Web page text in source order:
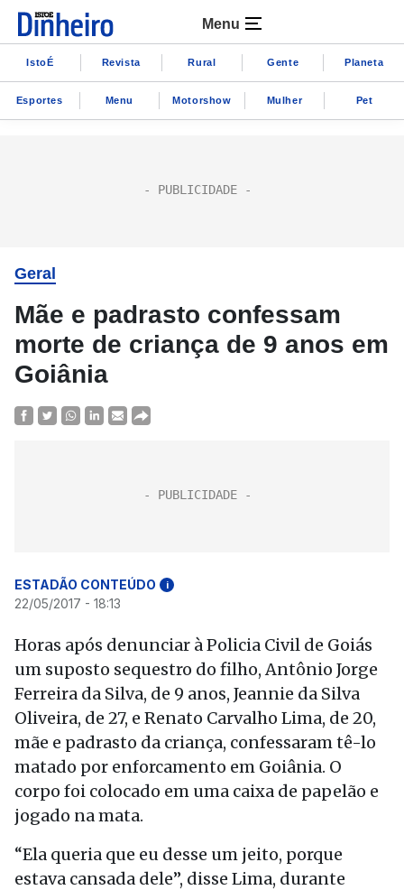
Menu
IstoÉ Revista Rural Gente Planeta
Esportes Menu Motorshow Mulher Pet
Geral
Mãe e padrasto confessam
morte de criança de 9 anos em
Goiânia
ESTADÃO CONTEÚDO i
22/05/2017 - 18:13
Horas após denunciar à Policia Civil de Goiás
um suposto sequestro do filho, Antônio Jorge
Ferreira da Silva, de 9 anos, Jeannie da Silva
Oliveira, de 27, e Renato Carvalho Lima, de 20,
mãe e padrasto da criança, confessaram tê-lo
matado por enforcamento em Goiânia. O
corpo foi colocado em uma caixa de papelão e
jogado na mata.
“Ela queria que eu desse um jeito, porque
estava cansada dele”, disse Lima, durante